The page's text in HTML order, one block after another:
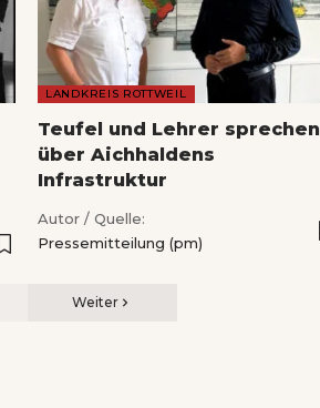
LANDKREIS ROTTWEIL
Teufel und Lehrer sprechen
über Aichhaldens
Infrastruktur
Autor / Quelle:
Pressemitteilung (pm)
Weiter